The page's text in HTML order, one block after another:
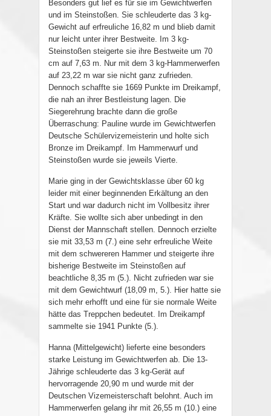
Besonders gut lief es für sie im Gewichtwerfen
und im Steinstoßen. Sie schleuderte das 3 kg-
Gewicht auf erfreuliche 16,82 m und blieb damit
nur leicht unter ihrer Bestweite. Im 3 kg-
Steinstoßen steigerte sie ihre Bestweite um 70
cm auf 7,63 m. Nur mit dem 3 kg-Hammerwerfen
auf 23,22 m war sie nicht ganz zufrieden.
Dennoch schaffte sie 1669 Punkte im Dreikampf,
die nah an ihrer Bestleistung lagen. Die
Siegerehrung brachte dann die große
Überraschung: Pauline wurde im Gewichtwerfen
Deutsche Schülervizemeisterin und holte sich
Bronze im Dreikampf. Im Hammerwurf und
Steinstoßen wurde sie jeweils Vierte.
Marie ging in der Gewichtsklasse über 60 kg
leider mit einer beginnenden Erkältung an den
Start und war dadurch nicht im Vollbesitz ihrer
Kräfte. Sie wollte sich aber unbedingt in den
Dienst der Mannschaft stellen. Dennoch erzielte
sie mit 33,53 m (7.) eine sehr erfreuliche Weite
mit dem schwereren Hammer und steigerte ihre
bisherige Bestweite im Steinstoßen auf
beachtliche 8,35 m (5.). Nicht zufrieden war sie
mit dem Gewichtwurf (18,09 m, 5.). Hier hatte sie
sich mehr erhofft und eine für sie normale Weite
hätte das Treppchen bedeutet. Im Dreikampf
sammelte sie 1941 Punkte (5.).
Hanna (Mittelgewicht) lieferte eine besonders
starke Leistung im Gewichtwerfen ab. Die 13-
Jährige schleuderte das 3 kg-Gerät auf
hervorragende 20,90 m und wurde mit der
Deutschen Vizemeisterschaft belohnt. Auch im
Hammerwerfen gelang ihr mit 26,55 m (10.) eine